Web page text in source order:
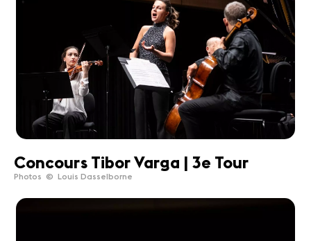
Concours Tibor Varga | 3e Tour
Photos © Louis Dasselborne